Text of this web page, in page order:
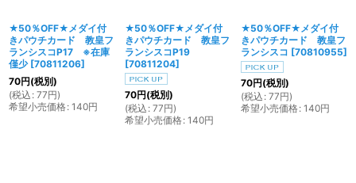
★50％OFF★メダイ付
きパウチカード 教皇フ
ランシスコP17 ※在庫
僅少 [70811206]
70円(税別)
(税込 : 77円)
希望小売価格: 140円
★50％OFF★メダイ付
きパウチカード 教皇フ
ランシスコP19
[70811204]
70円(税別)
(税込 : 77円)
希望小売価格: 140円
★50％OFF★メダイ付
きパウチカード 教皇フ
ランシスコ [70810955]
70円(税別)
(税込 : 77円)
希望小売価格: 140円